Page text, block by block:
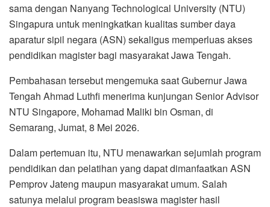
sama dengan Nanyang Technological University (NTU)
Singapura untuk meningkatkan kualitas sumber daya
aparatur sipil negara (ASN) sekaligus memperluas akses
pendidikan magister bagi masyarakat Jawa Tengah.
Pembahasan tersebut mengemuka saat Gubernur Jawa
Tengah Ahmad Luthfi menerima kunjungan Senior Advisor
NTU Singapore, Mohamad Maliki bin Osman, di
Semarang, Jumat, 8 Mei 2026.
Dalam pertemuan itu, NTU menawarkan sejumlah program
pendidikan dan pelatihan yang dapat dimanfaatkan ASN
Pemprov Jateng maupun masyarakat umum. Salah
satunya melalui program beasiswa magister hasil